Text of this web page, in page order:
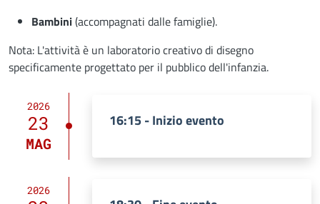
Bambini(accompagnati dalle famiglie).
Nota: L'attività è un laboratorio creativo di disegno
specificamente progettato per il pubblico dell'infanzia.
2026
23
MAG
16:15 - Inizio evento
2026